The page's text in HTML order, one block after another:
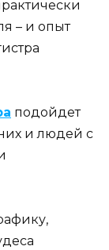
– и опыт
подойдет
и людей с